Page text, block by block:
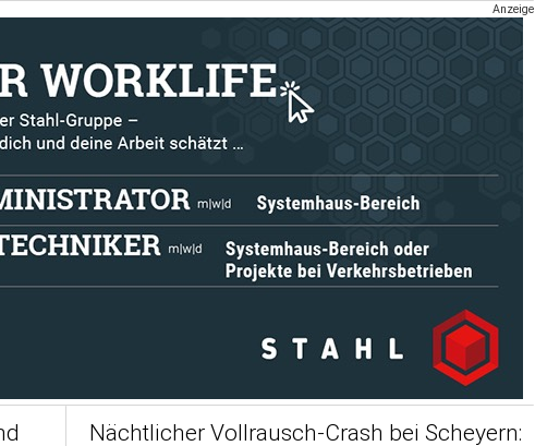
Anzeige
Nächtlicher Vollrausch-Crash bei Scheyern: